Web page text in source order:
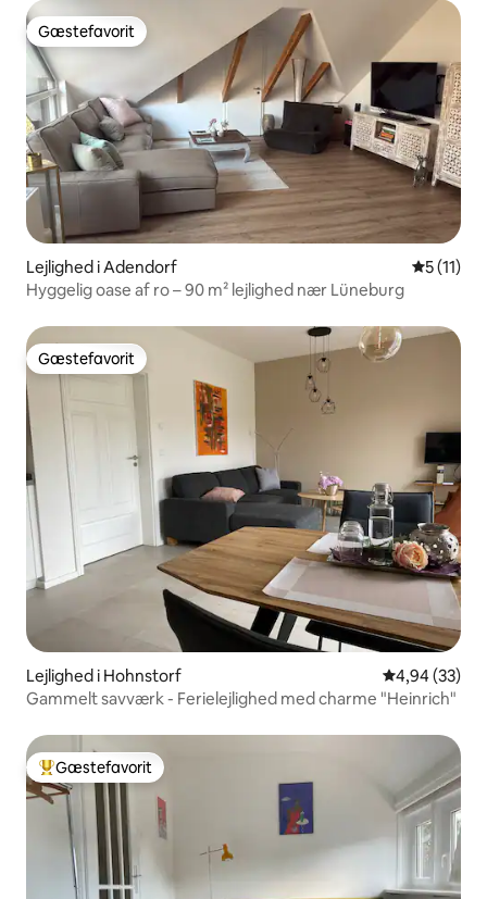
Gæstefavorit
Gæstefavorit
Lejlighed i Adendorf 5 ud af 5
5 (11)
Hyggelig oase af ro – 90 m² lejlighed nær Lüneburg
Gæstefavorit
Gæstefavorit
Lejlighed i Hohnstorf 4,94 ud af 5 i
4,94 (33)
Gammelt savværk - Ferielejlighed med charme "Heinrich"
Bedste gæstefavorit
Gæstefavorit